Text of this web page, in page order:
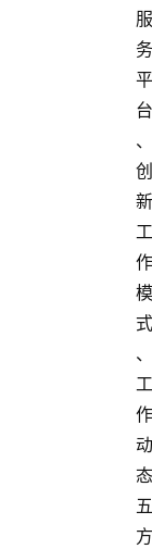
服
务
平
台
、
创
新
工
作
模
式
、
工
作
动
态
五
方